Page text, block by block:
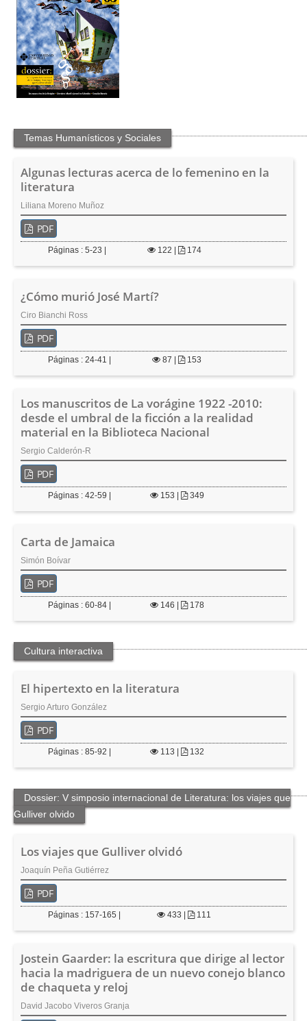
e
n
i
d
o
p
r
c
i
p
a
l
B
a
r
t
e
r
a
Temas Humanísticos y Sociales
Algunas lecturas acerca de lo femenino en la
literatura
Liliana Moreno Muñoz
PDF
Páginas : 5-23 | 122 | 174
¿Cómo murió José Martí?
Ciro Bianchi Ross
PDF
Páginas : 24-41 | 87 | 153
Los manuscritos de La vorágine 1922 -2010:
desde el umbral de la ficción a la realidad
material en la Biblioteca Nacional
Sergio Calderón-R
PDF
Páginas : 42-59 | 153 | 349
Carta de Jamaica
Simón Boívar
PDF
Páginas : 60-84 | 146 | 178
Cultura interactiva
El hipertexto en la literatura
Sergio Arturo González
PDF
Páginas : 85-92 | 113 | 132
Dossier: V simposio internacional de Literatura: los viajes que
Gulliver olvido
Los viajes que Gulliver olvidó
Joaquín Peña Gutiérrez
PDF
Páginas : 157-165 | 433 | 111
Jostein Gaarder: la escritura que dirige al lector
hacia la madriguera de un nuevo conejo blanco
de chaqueta y reloj
David Jacobo Viveros Granja